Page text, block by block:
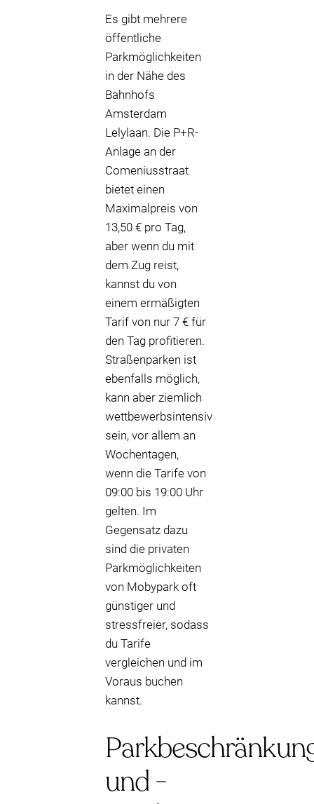
Es gibt mehrere
öffentliche
Parkmöglichkeiten
in der Nähe des
Bahnhofs
Amsterdam
Lelylaan. Die P+R-
Anlage an der
Comeniusstraat
bietet einen
Maximalpreis von
13,50 € pro Tag,
aber wenn du mit
dem Zug reist,
kannst du von
einem ermäßigten
Tarif von nur 7 € für
den Tag profitieren.
Straßenparken ist
ebenfalls möglich,
kann aber ziemlich
wettbewerbsintensiv
sein, vor allem an
Wochentagen,
wenn die Tarife von
09:00 bis 19:00 Uhr
gelten. Im
Gegensatz dazu
sind die privaten
Parkmöglichkeiten
von Mobypark oft
günstiger und
stressfreier, sodass
du Tarife
vergleichen und im
Voraus buchen
kannst.
und -